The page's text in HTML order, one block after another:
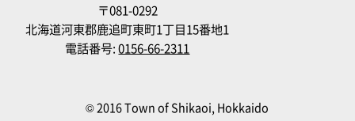
〒081-0292
北海道河東郡鹿追町東町1丁目15番地1
電話番号:0156-66-2311
© 2016 Town of Shikaoi, Hokkaido